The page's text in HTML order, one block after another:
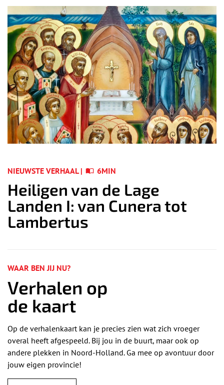
NIEUWSTE VERHAAL | 6MIN
Heiligen van de Lage
Landen I: van Cunera tot
Lambertus
WAAR BEN JIJ NU?
Verhalen op
de kaart
Op de verhalenkaart kan je precies zien wat zich vroeger
overal heeft afgespeeld. Bij jou in de buurt, maar ook op
andere plekken in Noord-Holland. Ga mee op avontuur door
jouw eigen provincie!